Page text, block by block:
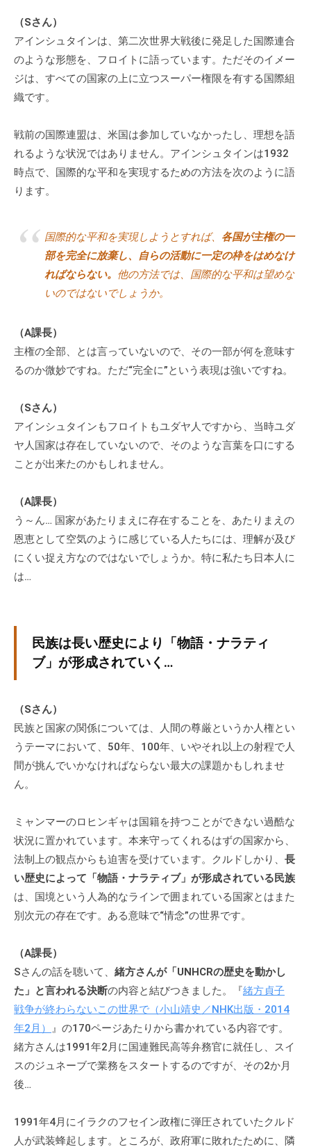
に
く
だ
い
。
（Sさん）
アインシュタインは、第二次世界大戦後に発足した国際連合
のような形態を、フロイトに語っています。ただそのイメー
ジは、すべての国家の上に立つスーパー権限を有する国際組
織です。
戦前の国際連盟は、米国は参加していなかったし、理想を語
れるような状況ではありません。アインシュタインは1932
時点で、国際的な平和を実現するための方法を次のように語
ります。
国際的な平和を実現しようとすれば、 各国が主権の一
部を完全に放棄し、自らの活動に一定の枠をはめなけ
ればならない。 他の方法では、国際的な平和は望めな
いのではないでしょうか。
（A課長）
主権の全部、とは言っていないので、その一部が何を意味す
るのか微妙ですね。ただ“完全に”という表現は強いですね。
（Sさん）
アインシュタインもフロイトもユダヤ人ですから、当時ユダ
ヤ人国家は存在していないので、そのような言葉を口にする
ことが出来たのかもしれません。
（A課長）
う～ん… 国家があたりまえに存在することを、あたりまえの
恩恵として空気のように感じている人たちには、理解が及び
にくい捉え方なのではないでしょうか。特に私たち日本人に
は…
民族は長い歴史により「物語・ナラティ
ブ」が形成されていく…
（Sさん）
民族と国家の関係については、人間の尊厳というか人権とい
うテーマにおいて、50年、100年、いやそれ以上の射程で人
間が挑んでいかなければならない最大の課題かもしれませ
ん。
ミャンマーのロヒンギャは国籍を持つことができない過酷な
状況に置かれています。本来守ってくれるはずの国家から、
法制上の観点からも迫害を受けています。クルドしかり、 長
い歴史によって「物語・ナラティブ」が形成されている民族
は、国境という人為的なラインで囲まれている国家とはまた
別次元の存在です。ある意味で“情念”の世界です。
（A課長）
Sさんの話を聴いて、 緒方さんが「UNHCRの歴史を動かし
た」と言われる決断の内容と結びつきました。『緒方貞子
戦争が終わらないこの世界で（小山靖史／NHK出版・2014
年2月）
』の170ページあたりから書かれている内容です。
緒方さんは1991年2月に国連難民高等弁務官に就任し、スイ
スのジュネーブで業務をスタートするのですが、その2か月
後…
1991年4月にイラクのフセイン政権に弾圧されていたクルド
人が武装蜂起します。ところが、政府軍に敗れたために、隣